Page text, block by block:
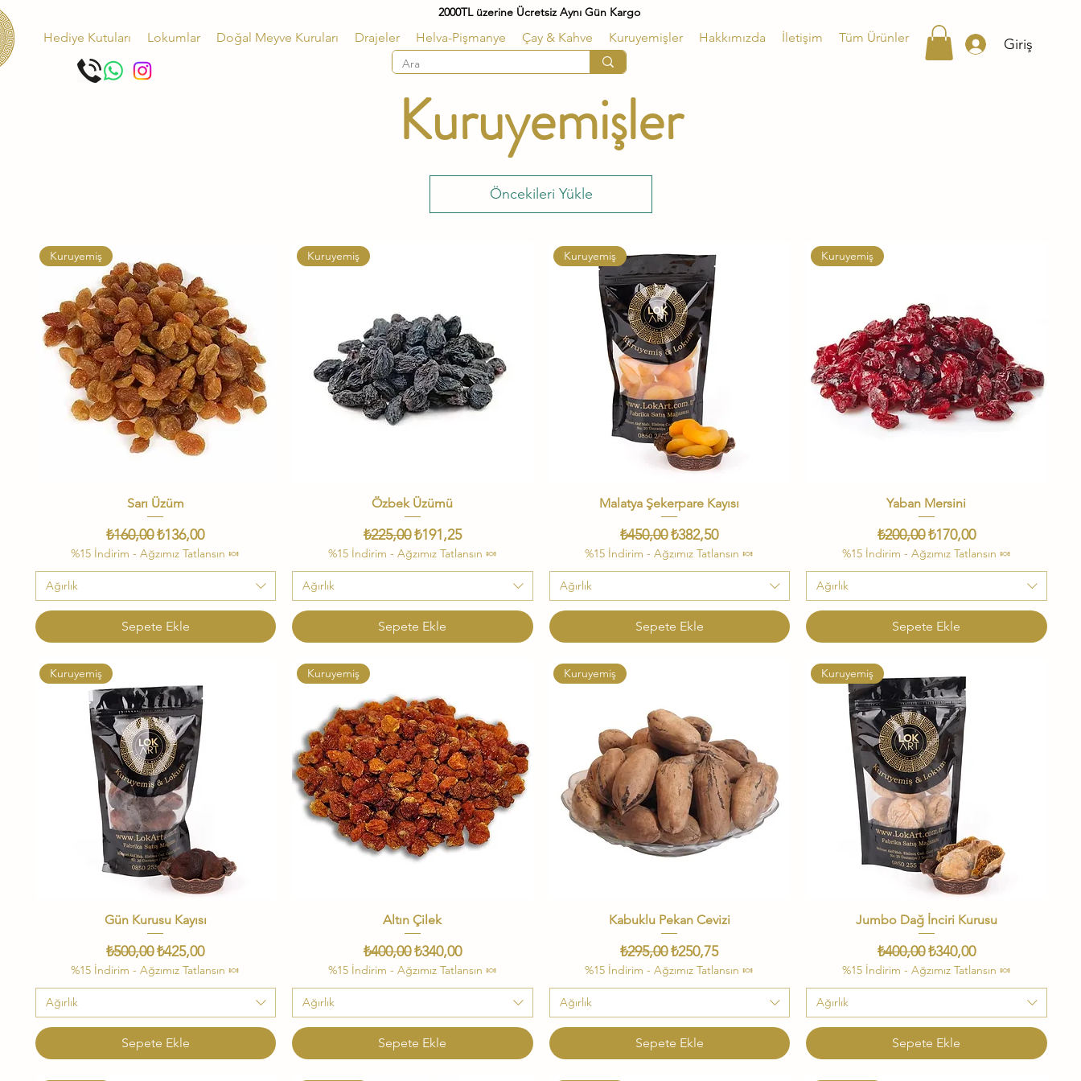
Hediye Kutuları Lokumlar Doğal Meyve Kuruları Drajeler Helva-Pişmanye Çay & Kahve Kuruyemişler Hakkımızda İletişim Tüm Ürünler Giriş
2000TL üzerine Ücretsiz Aynı Gün Kargo
Kuruyemişler
Öncekileri Yükle
Hızlı Bakış
Kuruyemiş
Sarı Üzüm
Normal Fiyat
₺160,00İndirimli Fiyat
₺136,00
%15 İndirim - Ağzımız Tatlansın 🍬
Ağırlık
Sepete Ekle
Hızlı Bakış
Kuruyemiş
Özbek Üzümü
Normal Fiyat
₺225,00İndirimli Fiyat
₺191,25
%15 İndirim - Ağzımız Tatlansın 🍬
Ağırlık
Sepete Ekle
Hızlı Bakış
Kuruyemiş
Malatya Şekerpare Kayısı
Normal Fiyat
₺450,00İndirimli Fiyat
₺382,50
%15 İndirim - Ağzımız Tatlansın 🍬
Ağırlık
Sepete Ekle
Hızlı Bakış
Kuruyemiş
Yaban Mersini
Normal Fiyat
₺200,00İndirimli Fiyat
₺170,00
%15 İndirim - Ağzımız Tatlansın 🍬
Ağırlık
Sepete Ekle
Hızlı Bakış
Kuruyemiş
Gün Kurusu Kayısı
Normal Fiyat
₺500,00İndirimli Fiyat
₺425,00
%15 İndirim - Ağzımız Tatlansın 🍬
Ağırlık
Sepete Ekle
Hızlı Bakış
Kuruyemiş
Altın Çilek
Normal Fiyat
₺400,00İndirimli Fiyat
₺340,00
%15 İndirim - Ağzımız Tatlansın 🍬
Ağırlık
Sepete Ekle
Hızlı Bakış
Kuruyemiş
Kabuklu Pekan Cevizi
Normal Fiyat
₺295,00İndirimli Fiyat
₺250,75
%15 İndirim - Ağzımız Tatlansın 🍬
Ağırlık
Sepete Ekle
Hızlı Bakış
Kuruyemiş
Jumbo Dağ İnciri Kurusu
Normal Fiyat
₺400,00İndirimli Fiyat
₺340,00
%15 İndirim - Ağzımız Tatlansın 🍬
Ağırlık
Sepete Ekle